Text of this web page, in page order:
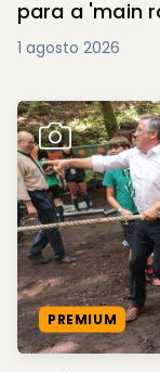
para a 'main
1 agosto 2026
PREMIUM